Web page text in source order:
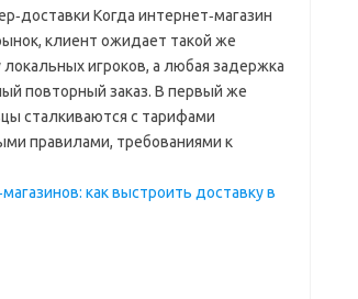
Когда интернет‑магазин
клиент ожидает такой же
локальных игроков, а любая задержка
повторный заказ. В первый же
сталкиваются с тарифами
правилами, требованиями к
как выстроить доставку в